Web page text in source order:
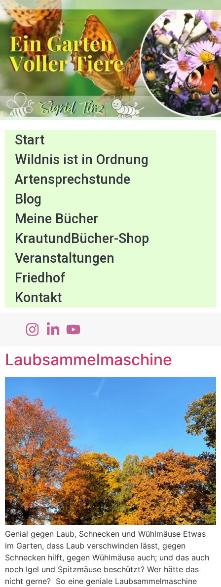
Start
Wildnis ist in Ordnung
Artensprechstunde
Blog
Meine Bücher
KrautundBücher-Shop
Veranstaltungen
Friedhof
Kontakt
Laubsammelmaschine
Genial gegen Laub, Schnecken und Wühlmäuse Etwas
im Garten, dass Laub verschwinden lässt, gegen
Schnecken hilft, gegen Wühlmäuse auch; und das auch
noch Igel und Spitzmäuse beschützt? Wer hätte das
nicht gerne? So eine geniale Laubsammelmaschine